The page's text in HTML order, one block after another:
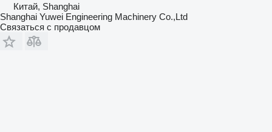
Китай, Shanghai
Shanghai Yuwei Engineering Machinery Co.,Ltd
Связаться с продавцом